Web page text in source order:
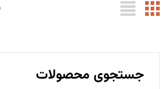
جستجوی محصولات